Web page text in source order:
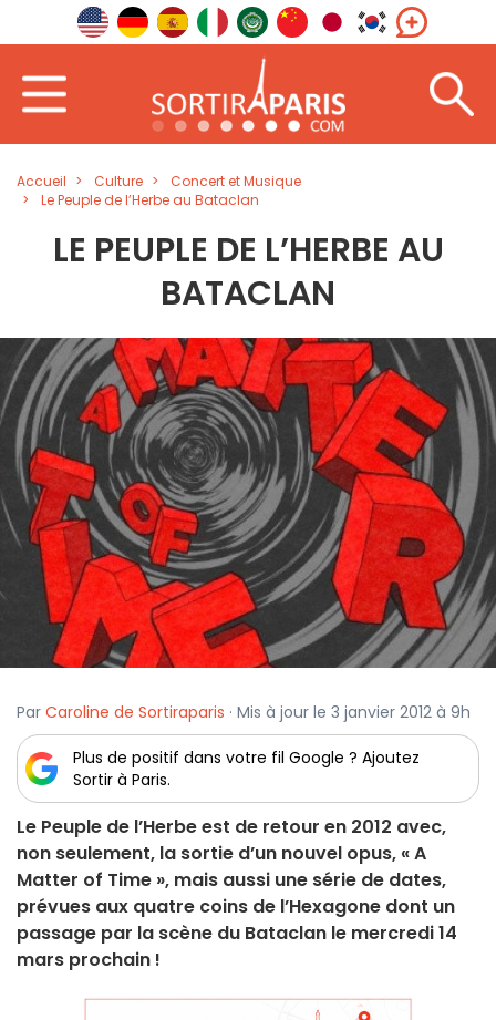
Accueil Culture
Concert et Musique
Le Peuple de l’Herbe au Bataclan
LE PEUPLE DE L’HERBE AU
BATACLAN
Par Caroline de Sortiraparis · Mis à jour le 3 janvier 2012 à 9h
Plus de positif dans votre fil Google ? Ajoutez
Sortir à Paris.
Le Peuple de l’Herbe est de retour en 2012 avec,
non seulement, la sortie d’un nouvel opus, « A
Matter of Time », mais aussi une série de dates,
prévues aux quatre coins de l’Hexagone dont un
passage par la scène du Bataclan le mercredi 14
mars prochain !